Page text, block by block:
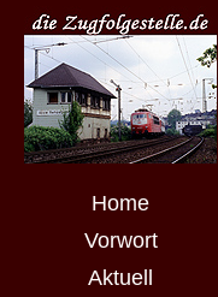
Home
Vorwort
Aktuell